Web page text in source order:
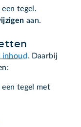
tegel.
aan.
inhoud. Daarbij
tegel met